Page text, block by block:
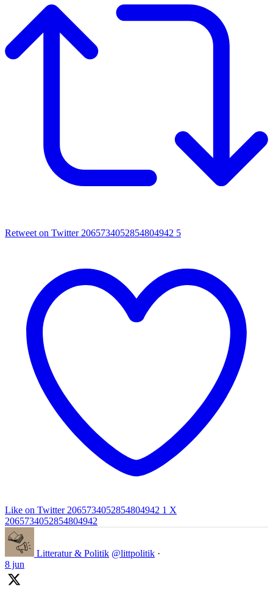
Retweet on Twitter 2065734052854804942 5
Like on Twitter 2065734052854804942 1 X
2065734052854804942
Litteratur & Politik @littpolitik ·
8 jun